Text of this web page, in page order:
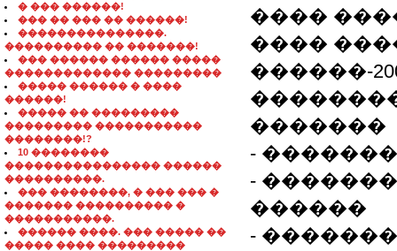
� ��� ������!
��� �� ��� �� ������!
���������������.
���������� �� �������!
��� ������ ������ �����
������������� ���������
����� ������ � ����
������!
����� �� ���������
��������� �����������
��������!?
10 ��������
���������������� ������
����������.
��� ��������, � ��� ��� �
������� ���������� �
�����������.
������ ����. ��� ����� ��
����� ���� ���������
����
����
������-
�������
-
-
������
-